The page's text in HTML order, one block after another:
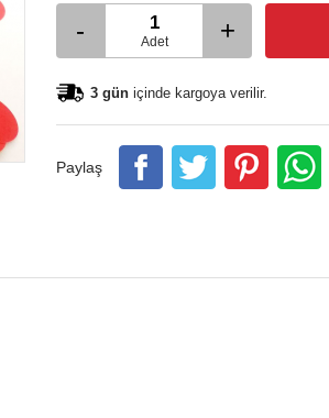
- Adet +
3 gün içinde kargoya verilir.
Paylaş